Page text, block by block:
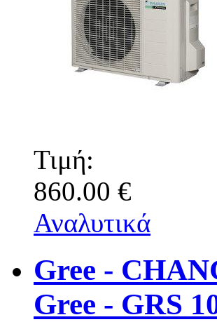
Τιμή:
860.00 €
Αναλυτικά
Gree -
Gree - GRS